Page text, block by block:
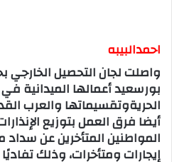
احمدالبيبه
واصلت لجان التحصيل الخارجي
بورسعيد أعمالها الميدانية
الحريةوتقسيماتها والعرب
أيضا فرق العمل بتوزيع
المواطنين المتأخرين عن
إيجارات ومتأخرات، وذلك تفاديًا